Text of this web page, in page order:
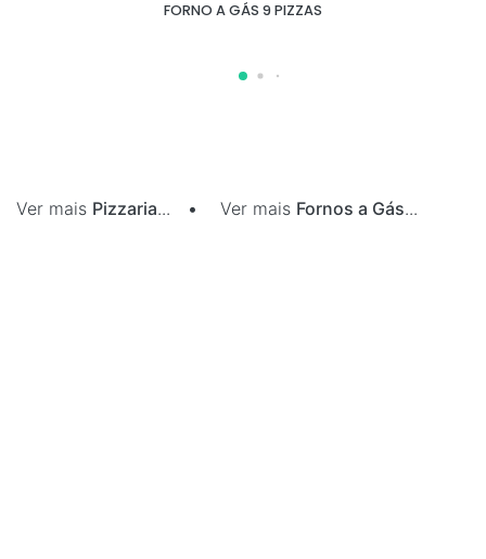
FORNO A GÁS 9 PIZZAS
Ver mais Pizzaria... • Ver mais Fornos a Gás...